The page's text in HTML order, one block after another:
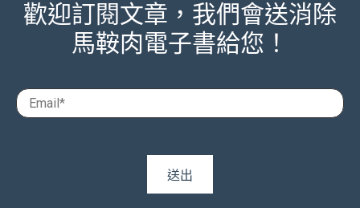
歡迎訂閱文章，我們會送消除
馬鞍肉電子書給您！